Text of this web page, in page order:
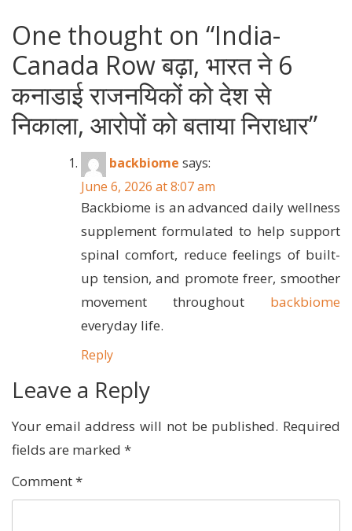
One thought on “India-
Canada Row बढ़ा, भारत ने 6
कनाडाई राजनयिकों को देश से
निकाला, आरोपों को बताया निराधार”
backbiome says:
June 6, 2026 at 8:07 am
Backbiome is an advanced daily wellness
supplement formulated to help support
spinal comfort, reduce feelings of built-
up tension, and promote freer, smoother
movement throughout backbiome
everyday life.
Reply
Leave a Reply
Your email address will not be published. Required
fields are marked *
Comment*